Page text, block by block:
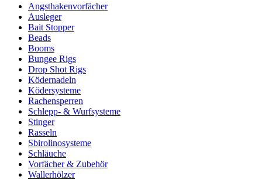
Angsthakenvorfächer
Ausleger
Bait Stopper
Beads
Booms
Bungee Rigs
Drop Shot Rigs
Ködernadeln
Ködersysteme
Rachensperren
Schlepp- & Wurfsysteme
Stinger
Rasseln
Sbirolinosysteme
Schläuche
Vorfächer & Zubehör
Wallerhölzer